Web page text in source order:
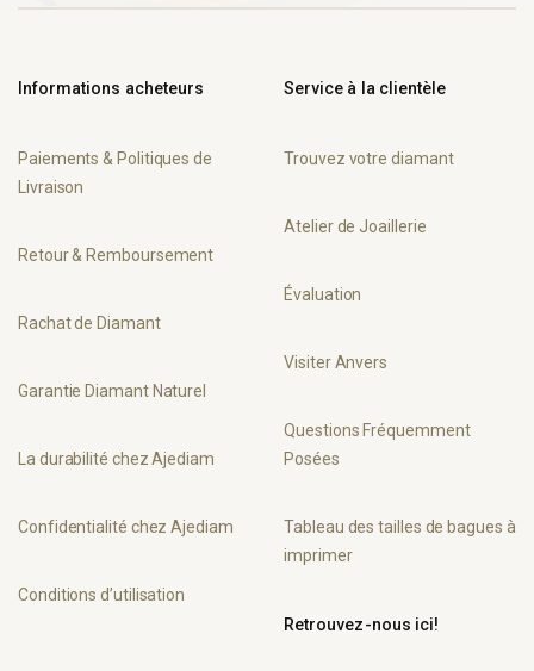
Informations acheteurs
Paiements & Politiques de
Livraison
Retour & Remboursement
Rachat de Diamant
Garantie Diamant Naturel
La durabilité chez Ajediam
Confidentialité chez Ajediam
Conditions d’utilisation
Service à la clientèle
Trouvez votre diamant
Atelier de Joaillerie
Évaluation
Visiter Anvers
Questions Fréquemment
Posées
Tableau des tailles de bagues à
imprimer
Retrouvez-nous ici!